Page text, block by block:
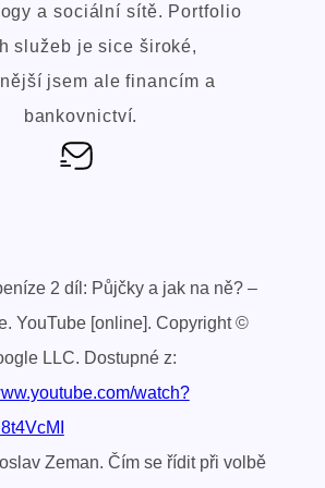
a sociální sítě. Portfolio
služeb je sice široké,
jsem ale financím a
bankovnictví.
2 díl: Půjčky a jak na ně? –
YouTube [online]. Copyright ©
LLC. Dostupné z:
watch?
Zeman. Čím se řídit při volbě